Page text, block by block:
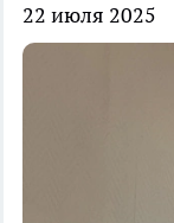
22 июля 2025